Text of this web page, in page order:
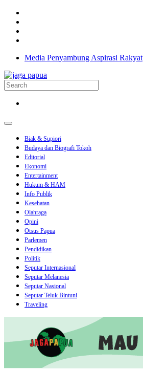
Media Penyambung Aspirasi Rakyat
Biak & Supiori
Budaya dan Biografi Tokoh
Editorial
Ekonomi
Entertainment
Hukum & HAM
Info Publik
Kesehatan
Olahraga
Opini
Otsus Papua
Parlemen
Pendidikan
Politik
Seputar Internasional
Seputar Melanesia
Seputar Nasional
Seputar Teluk Bintuni
Traveling